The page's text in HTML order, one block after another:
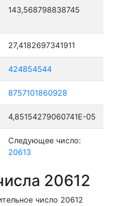
143,568798838745
27,4182697341911
424854544
8757101860928
4,85154279060741E-05
Следующее число:
20613
20612
число 20612